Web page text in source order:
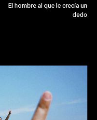
El hombre al que le crecía un
dedo